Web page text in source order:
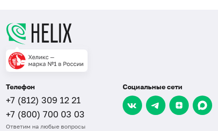
Телефон
+7 (812) 309 12 21
+7 (800) 700 03 03
Ответим на любые вопросы
Социальные сети